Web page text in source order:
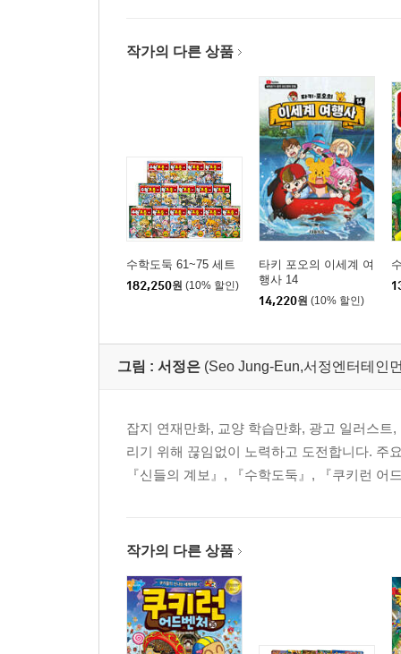
작가의 다른 상품
수학도둑 61~75 세트
182,250원 (10% 할인)
타키 포오의 이세계 여
행사 14
14,220원 (10% 할인)
그림 : 서정은 (Seo Jung-Eun,서정엔터테인
잡지 연재만화, 교양 학습만화, 광고 일러스
리기 위해 끊임없이 노력하고 도전합니다. 주
『신들의 계보』, 『수학도둑』, 『쿠키런
작가의 다른 상품